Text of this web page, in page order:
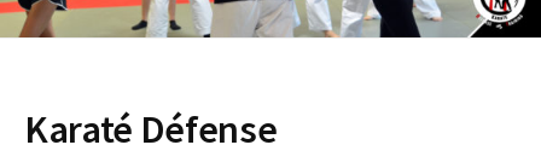
Karaté Défense